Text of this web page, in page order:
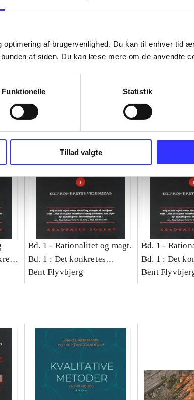
af brugervenlighed. Du kan til enhver tid
af siden. Du kan læse mere om de anvendte
Funktionelle Statistik
Tillad valgte
Bd. 1 - Rationalitet og magt.
Bd. 1 : Det konkretes
videnskab
Bent Flyvbjerg
Bd. 1 -
Bd. 1 : Det
videnskab
Bent